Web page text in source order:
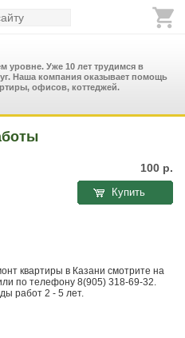
уровне. Уже 10 лет трудимся в
Наша компания оказывает помощь
офисов, коттеджей.
100 р.
Купить
квартиры в Казани смотрите на
по телефону 8(905) 318-69-32.
работ 2 - 5 лет.